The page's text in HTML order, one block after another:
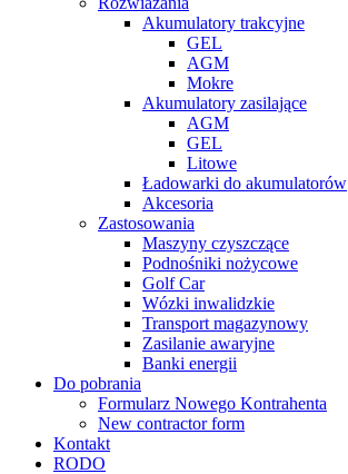
Akumulatory trakcyjne
GEL
AGM
Mokre
Akumulatory zasilające
AGM
GEL
Litowe
Ładowarki do akumulatorów
Akcesoria
Zastosowania
Maszyny czyszczące
Podnośniki nożycowe
Golf Car
Wózki inwalidzkie
Transport magazynowy
Zasilanie awaryjne
Banki energii
Do pobrania
Formularz Nowego Kontrahenta
New contractor form
Kontakt
RODO